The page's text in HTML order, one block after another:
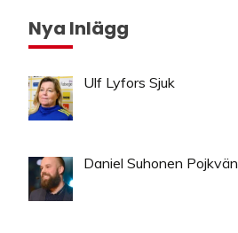
Nya Inlägg
Ulf Lyfors Sjuk
Daniel Suhonen Pojkvän